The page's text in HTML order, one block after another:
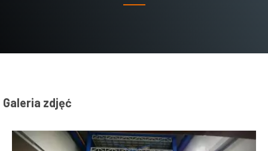
Galeria zdjęć